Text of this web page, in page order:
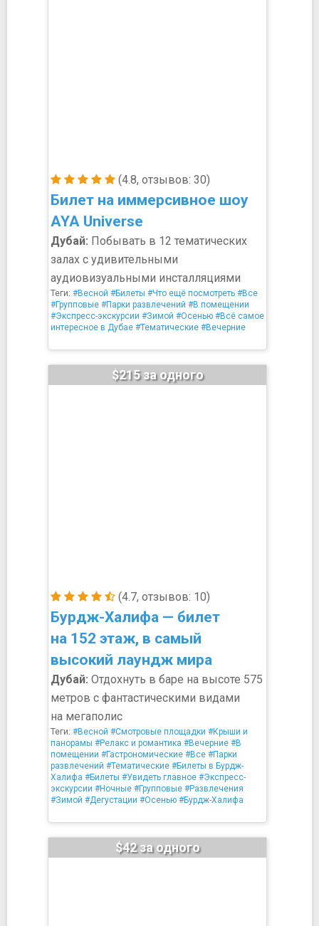
(4.8, отзывов: 30)
Билет на иммерсивное шоу
AYA Universe
Дубай: Побывать в 12 тематических
залах с удивительными
аудиовизуальными инсталляциями
Теги: #Весной #Билеты #Что ещё посмотреть #Все
#Групповые #Парки развлечений #В помещении
#Экспресс-экскурсии #Зимой #Осенью #Всё самое
интересное в Дубае #Тематические #Вечерние
(4.7, отзывов: 10)
Бурдж-Халифа — билет
на 152 этаж, в самый
высокий лаундж мира
$215 за одного
Дубай: Отдохнуть в баре на высоте 575
метров с фантастическими видами
на мегаполис
Теги: #Весной #Смотровые площадки #Крыши и
панорамы #Релакс и романтика #Вечерние #В
помещении #Гастрономические #Все #Парки
развлечений #Тематические #Билеты в Бурдж-
Халифа #Билеты #Увидеть главное #Экспресс-
экскурсии #Ночные #Групповые #Развлечения
#Зимой #Дегустации #Осенью #Бурдж-Халифа
$42 за одного